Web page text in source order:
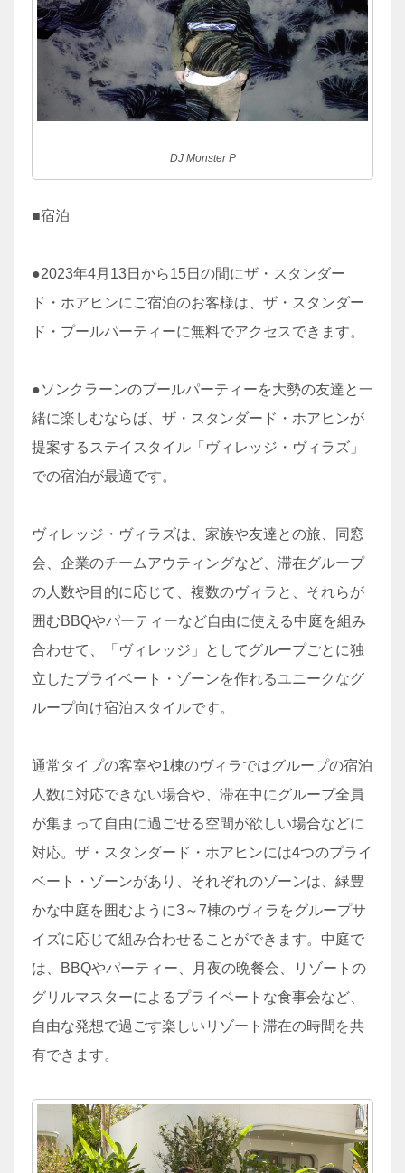
DJ Monster P
■宿泊
●2023年4月13日から15日の間にザ・スタンダー
ド・ホアヒンにご宿泊のお客様は、ザ・スタンダー
ド・プールパーティーに無料でアクセスできます。
●ソンクラーンのプールパーティーを大勢の友達と一
緒に楽しむならば、ザ・スタンダード・ホアヒンが
提案するステイスタイル「ヴィレッジ・ヴィラズ」
での宿泊が最適です。
ヴィレッジ・ヴィラズは、家族や友達との旅、同窓
会、企業のチームアウティングなど、滞在グループ
の人数や目的に応じて、複数のヴィラと、それらが
囲むBBQやパーティーなど自由に使える中庭を組み
合わせて、「ヴィレッジ」としてグループごとに独
立したプライベート・ゾーンを作れるユニークなグ
ループ向け宿泊スタイルです。
通常タイプの客室や1棟のヴィラではグループの宿泊
人数に対応できない場合や、滞在中にグループ全員
が集まって自由に過ごせる空間が欲しい場合などに
対応。ザ・スタンダード・ホアヒンには4つのプライ
ベート・ゾーンがあり、それぞれのゾーンは、緑豊
かな中庭を囲むように3～7棟のヴィラをグループサ
イズに応じて組み合わせることができます。中庭で
は、BBQやパーティー、月夜の晩餐会、リゾートの
グリルマスターによるプライベートな食事会など、
自由な発想で過ごす楽しいリゾート滞在の時間を共
有できます。